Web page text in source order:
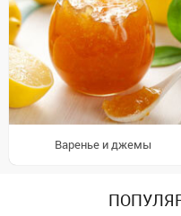
Варенье и джемы